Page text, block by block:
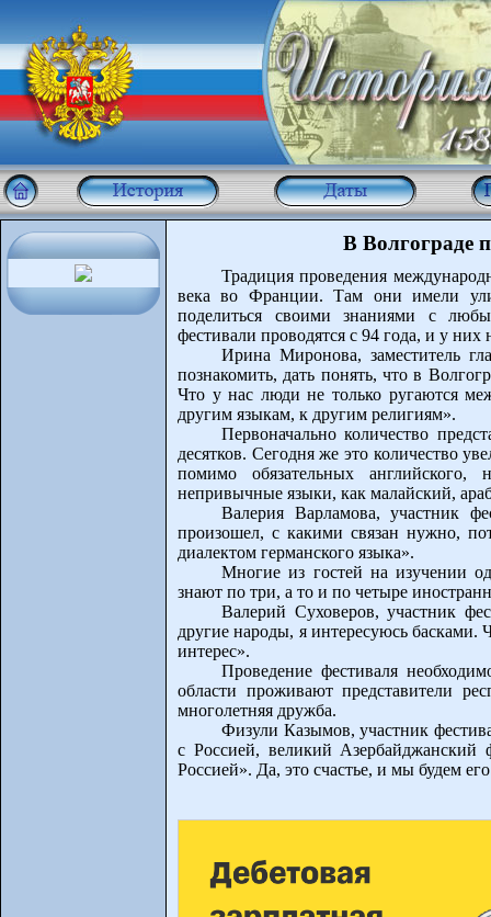
В Волгограде
Традиция проведения
века во Франции. Там они имели
поделиться своими знаниями с
фестивали проводятся с 94 года, и у
Ирина Миронова, заместитель
познакомить, дать понять, что в
Что у нас люди не только ругаются
другим языкам, к другим религиям».
Первоначально количество
десятков. Сегодня же это количество
помимо обязательных английского,
непривычные языки, как малайский,
Валерия Варламова, участник
произошел, с какими связан нужно,
диалектом германского языка».
Многие из гостей на изучении
знают по три, а то и по четыре
Валерий Суховеров, участник
другие народы, я интересуюсь басками.
интерес».
Проведение фестиваля
области проживают представители
многолетняя дружба.
Физули Казымов, участник
с Россией, великий Азербайджанский
Россией». Да, это счастье, и мы будем